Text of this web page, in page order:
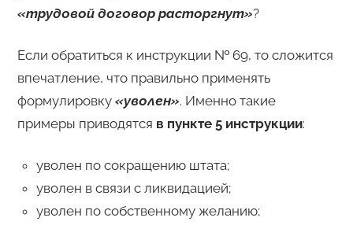
«трудовой договор расторгнут»?
Если обратиться к инструкции № 69, то сложится
впечатление, что правильно применять
формулировку «уволен». Именно такие
примеры приводятся в пункте 5 инструкции:
уволен по сокращению штата;
уволен в связи с ликвидацией;
уволен по собственному желанию;